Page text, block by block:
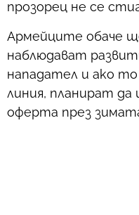
прозорец не се
Армейците обаче
наблюдават
нападател и ако
линия, планират да
оферта през